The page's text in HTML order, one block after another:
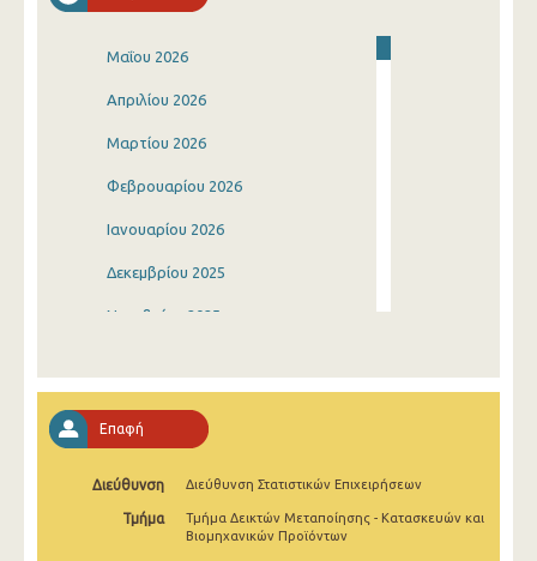
Μαΐου 2026
Απριλίου 2026
Μαρτίου 2026
Φεβρουαρίου 2026
Ιανουαρίου 2026
Δεκεμβρίου 2025
Νοεμβρίου 2025
Αυγούστου 2025
Ιουλίου 2025
Ιουνίου 2025
Επαφή
Διεύθυνση Διεύθυνση Στατιστικών Επιχειρήσεων
Τμήμα
Τμήμα Δεικτών Μεταποίησης - Κατασκευών και
Βιομηχανικών Προϊόντων